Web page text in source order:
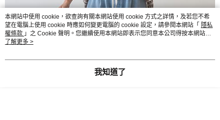
本網站中使用 cookie，欲查詢有關本網站使用 cookie 方式之詳情，及若您不希
望在電腦上使用 cookie 時應如何變更電腦的 cookie 設定，請參閱本網站「 隱私
權條款 」之 Cookie 聲明。您繼續使用本網站即表示您同意本公司得按本網站使
用條款之 Cookie 聲明使用 cookie。
了解更多 >
我知道了